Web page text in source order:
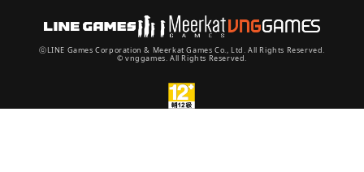
ⓒLINE Games Corporation & Meerkat Games Co., Ltd. All Rights Reserved.
© vnggames. All Rights Reserved.